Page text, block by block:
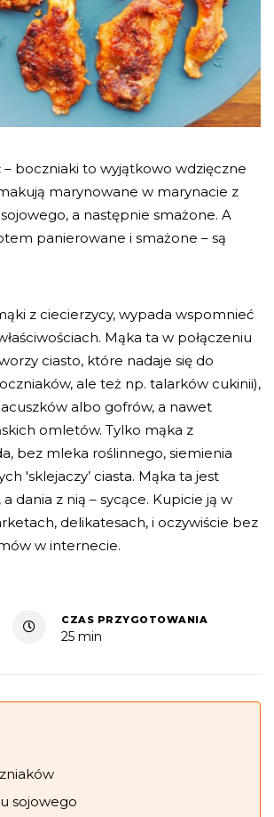
– boczniaki to wyjątkowo wdzięczne
marynowane w marynacie z
a następnie smażone. A
panierowane i smażone – są
z ciecierzycy, wypada wspomnieć
Mąka ta w połączeniu
ciasto, które nadaje się do
ale też np. talarków cukinii),
albo gofrów, a nawet
omletów. Tylko mąka z
bez mleka roślinnego, siemienia
'sklejaczy’ ciasta. Mąka ta jest
dania z nią – sycące. Kupicie ją w
delikatesach, i oczywiście bez
w internecie.
CZAS PRZYGOTOWANIA
25 min
sojowego